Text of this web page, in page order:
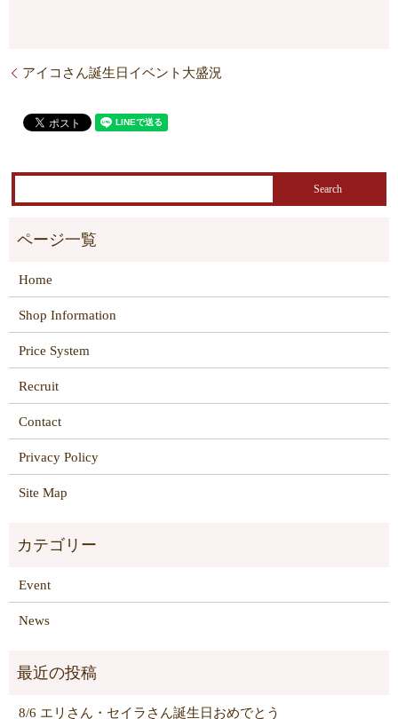
アイコさん誕生日イベント大盛況
Home
Shop Information
Price System
Recruit
Contact
Privacy Policy
Site Map
Event
News
8/6 エリさん・セイラさん誕生日おめでとう